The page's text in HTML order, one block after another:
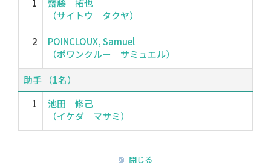
1
齋藤 拓也
（サイトウ タクヤ）
2
POINCLOUX, Samuel
（ポワンクルー サミュエル）
助手 （1名）
1
池田 修己
（イケダ マサミ）
閉じる